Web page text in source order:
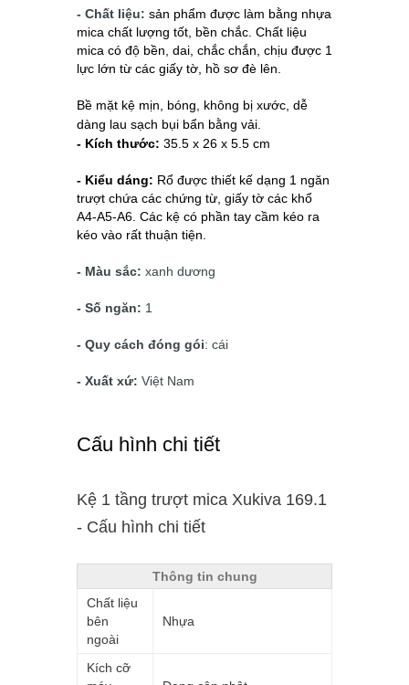
- Chất liệu: sản phẩm được làm bằng nhựa
mica chất lượng tốt, bền chắc. Chất liệu
mica có độ bền, dai, chắc chắn, chịu được 1
lực lớn từ các giấy tờ, hồ sơ đè lên.
Bề mặt kệ mịn, bóng, không bị xước, dễ
dàng lau sạch bụi bẩn bằng vải.
- Kích thước: 35.5 x 26 x 5.5 cm
- Kiểu dáng: Rổ được thiết kế dạng 1 ngăn
trượt chứa các chứng từ, giấy tờ các khổ
A4-A5-A6. Các kệ có phần tay cầm kéo ra
kéo vào rất thuận tiện.
- Màu sắc: xanh dương
- Số ngăn: 1
- Quy cách đóng gói: cái
- Xuất xứ: Việt Nam
Cấu hình chi tiết
Kệ 1 tầng trượt mica Xukiva 169.1
- Cấu hình chi tiết
Thông tin chung
Chất liệu
bên
ngoài
Nhựa
Kích cỡ